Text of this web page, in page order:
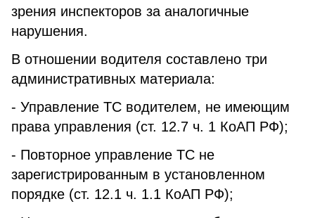
зрения инспекторов за аналогичные
нарушения.
В отношении водителя составлено три
административных материала:
- Управление ТС водителем, не имеющим
права управления (ст. 12.7 ч. 1 КоАП РФ);
- Повторное управление ТС не
зарегистрированным в установленном
порядке (ст. 12.1 ч. 1.1 КоАП РФ);